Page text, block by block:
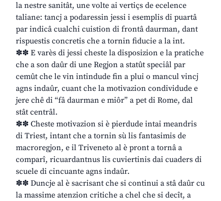
la nestre sanitât, une volte ai vertiçs de ecelence
taliane: tancj a podaressin jessi i esemplis di puartâ
par indicâ cualchi cuistion di frontâ daurman, dant
rispuestis concretis che a tornin fiducie a la int.
✽✽ E varès di jessi cheste la disposizion e la pratiche
che a son daûr di une Regjon a statût speciâl par
cemût che le vin intindude fin a plui o mancul vincj
agns indaûr, cuant che la motivazion condividude e
jere chê di “fâ daurman e miôr” a pet di Rome, dal
stât centrâl.
✽✽ Cheste motivazion si è pierdude intai meandris
di Triest, intant che a tornin sù lis fantasimis de
macroregjon, e il Triveneto al è pront a tornâ a
comparî, ricuardantnus lis cuviertinis dai cuaders di
scuele di cincuante agns indaûr.
✽✽ Duncje al è sacrisant che si continui a stâ daûr cu
la massime atenzion critiche a chel che si decît, a